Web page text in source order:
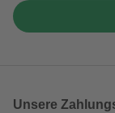
Unsere